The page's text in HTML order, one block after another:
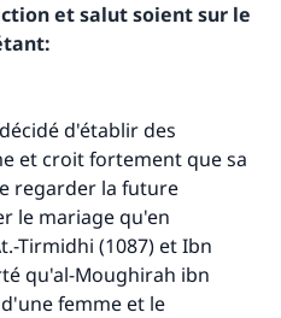
et salut soient sur le
d'établir des
et croit fortement que sa
regarder la future
le mariage qu'en
Tirmidhi (1087) et Ibn
qu'al-Moughirah ibn
femme et le